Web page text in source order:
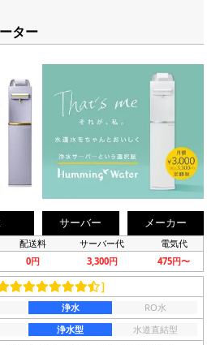
ター
サーバー メーカー
配送料 サーバー代 電気代
0円 3,300円 475円〜
］
浄水
RO水
浄水型
水道直結型